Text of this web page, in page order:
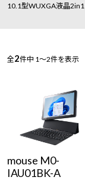
10.1型WUXGA液晶
全2件中 1～2件を表示
mouse M0-
IAU01BK-A